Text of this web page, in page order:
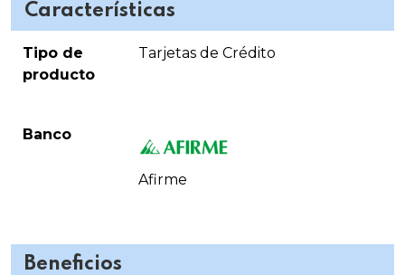
Características
Tipo de
producto
Tarjetas de Crédito
Banco
Afirme
Beneficios